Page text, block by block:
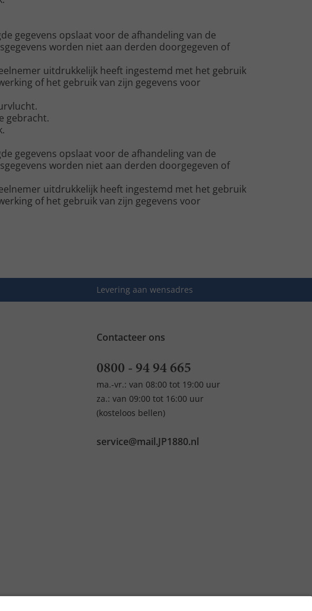
gegevens opslaat voor de afhandeling van de
worden niet aan derden doorgegeven of
uitdrukkelijk heeft ingestemd met het gebruik
of het gebruik van zijn gegevens voor
gebracht.
gegevens opslaat voor de afhandeling van de
worden niet aan derden doorgegeven of
uitdrukkelijk heeft ingestemd met het gebruik
of het gebruik van zijn gegevens voor
Levering aan wensadres
Contacteer ons
0800 - 94 94 665
ma.-vr.: van 08:00 tot 19:00 uur
za.: van 09:00 tot 16:00 uur
(kosteloos bellen)
service@mail.JP1880.nl